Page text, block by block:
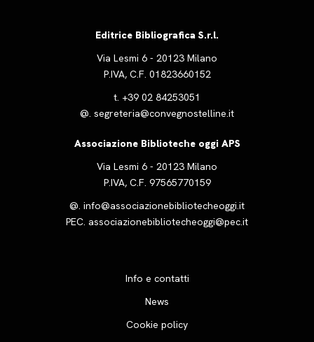
Editrice Bibliografica S.r.l.
Via Lesmi 6 - 20123 Milano
P.IVA, C.F. 01823660152
t. +39 02 84253051
@. segreteria@convegnostelline.it
Associazione Biblioteche oggi APS
Via Lesmi 6 - 20123 Milano
P.IVA, C.F. 97565770159
@. info@associazionebibliotecheoggi.it
PEC. associazionebibliotecheoggi@pec.it
Info e contatti
News
Cookie policy